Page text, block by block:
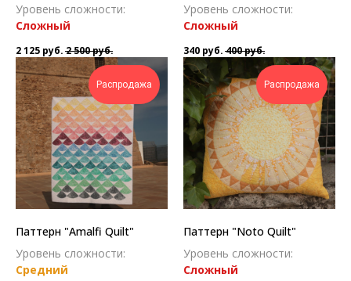
Уровень сложности:
Сложн ый
2 125 руб. 2 500руб.
Уровень сложности:
Сложн ый
340 руб. 400руб.
Распродажа
Паттерн "Amalfi Quilt"
Уровень сложности:
Средний
Распродажа
Паттерн "Noto Quilt"
Уровень сложности:
Сложн ый